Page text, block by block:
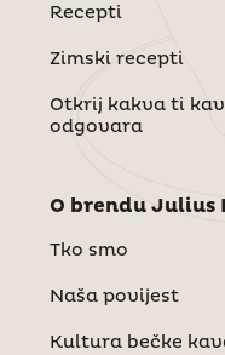
Recepti
Zimski recepti
Otkrij kakva ti
odgovara
O brendu Julius
Tko smo
Naša povijest
Kultura bečke